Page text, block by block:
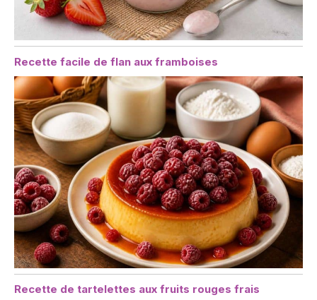
Recette facile de flan aux framboises
Recette de tartelettes aux fruits rouges frais